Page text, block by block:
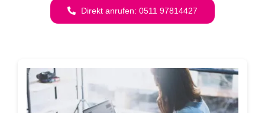
Direkt anru­fen: 0511 97814427